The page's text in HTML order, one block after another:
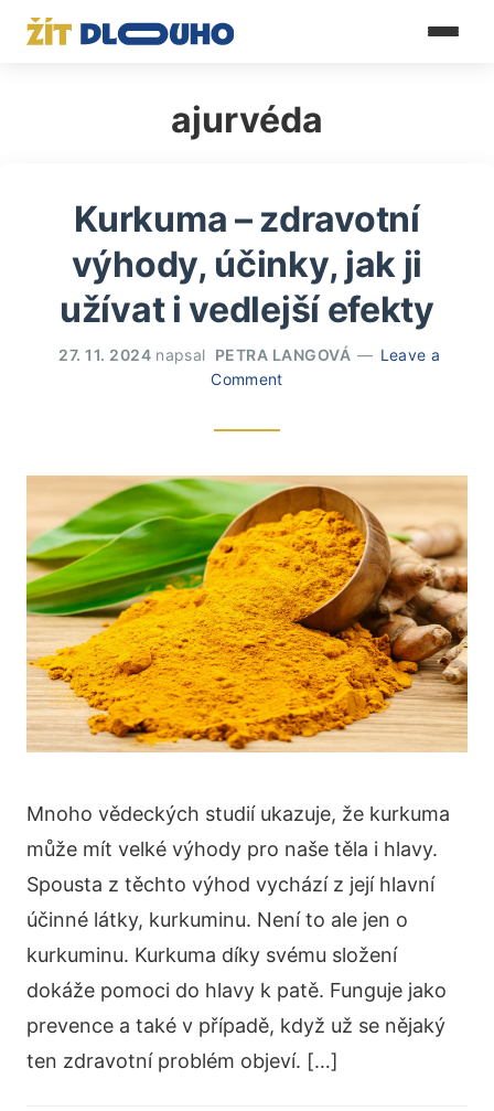
ajurvéda
Kurkuma – zdravotní
výhody, účinky, jak ji
užívat i vedlejší efekty
27. 11. 2024 napsal PETRA LANGOVÁ
Leave a
Comment
Mnoho vědeckých studií ukazuje, že kurkuma
může mít velké výhody pro naše těla i hlavy.
Spousta z těchto výhod vychází z její hlavní
účinné látky, kurkuminu. Není to ale jen o
kurkuminu. Kurkuma díky svému složení
dokáže pomoci do hlavy k patě. Funguje jako
prevence a také v případě, když už se nějaký
ten zdravotní problém objeví. […]